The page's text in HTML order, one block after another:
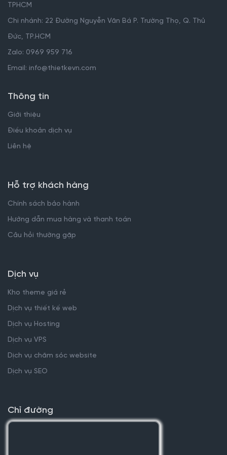
TPHCM
Chi nhánh: 22 Đường Nguyễn Văn Bá P. Trường Thọ, Q. Thủ
Đức, TP.HCM
Zalo: 0969 959 716
Email: info@thietkevn.com
Thông tin
Giới thiệu
Điều khoản dịch vụ
Liên hệ
Hỗ trợ khách hàng
Chính sách bảo hành
Hướng dẫn mua hàng và thanh toán
Câu hỏi thường gặp
Dịch vụ
Kho theme giá rẻ
Dịch vụ thiết kế web
Dịch vụ Hosting
Dịch vụ VPS
Dịch vụ chăm sóc website
Dịch vụ SEO
Chỉ đường